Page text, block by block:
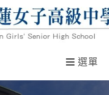
選單